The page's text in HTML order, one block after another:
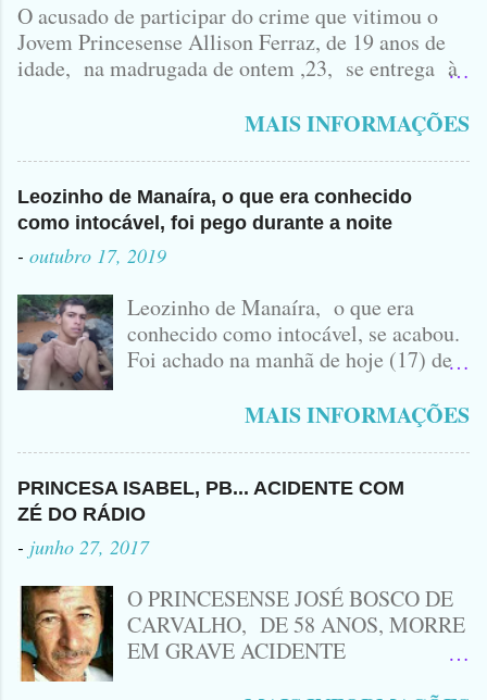
O acusado de participar do crime que vitimou o
Jovem Princesense Allison Ferraz, de 19 anos de
idade, na madrugada de ontem ,23, se entrega à
vulgo ( CORRÓ ) falou como tudo aconteceu ...
MAIS INFORMAÇÕES
Leozinho de Manaíra, o que era conhecido
como intocável, foi pego durante a noite
- outubro 17, 2019
Leozinho de Manaíra, o que era
conhecido como intocável, se acabou.
Foi achado na manhã de hoje (17) de
no Sertão da Paraíba, o Lendário
atingido com disparo de calibre 12. O
Procurado pela Justiça havia matado
a Namorada dele, Fabrícia Nogueira ,
Peixeira. Ele deu mais de 10 Facadas
na Adolescente.
MAIS INFORMAÇÕES
PRINCESA ISABEL, PB... ACIDENTE COM
ZÉ DO RÁDIO
- junho 27, 2017
O PRINCESENSE JOSÉ BOSCO DE
CARVALHO, DE 58 ANOS, MORRE
EM GRAVE ACIDENTE